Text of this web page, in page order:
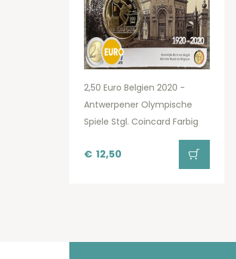
2,50 Euro Belgien 2020 -
Antwerpener Olympische
Spiele Stgl. Coincard Farbig
€ 12,50